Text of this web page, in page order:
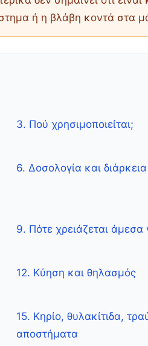
ή η βλάβη κοντά στα
3. Πού χρησιμοποιείται;
6. Δοσολογία και
9. Πότε χρειάζεται άμεσα
12. Κύηση και θηλασμός
15. Κηρίο, θυλακίτιδα,
αποστήματα